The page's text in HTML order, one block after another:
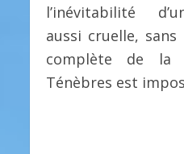
l’inévitabilité
aussi cruelle,
complète de la
Ténèbres est